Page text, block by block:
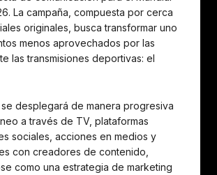
La campaña, compuesta por cerca
originales, busca transformar uno
menos aprovechados por las
las transmisiones deportivas: el
desplegará de manera progresiva
a través de TV, plataformas
sociales, acciones en medios y
con creadores de contenido,
como una estrategia de marketing